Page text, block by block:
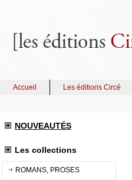
Accueil Les éditions Circé
NOUVEAUTÉS
Les collections
ROMANS, PROSES